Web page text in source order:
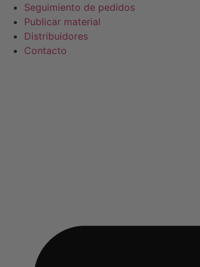
contenido
Seguimiento de pedidos
Publicar material
Distribuidores
Contacto